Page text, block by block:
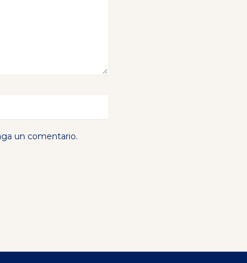
un comentario.